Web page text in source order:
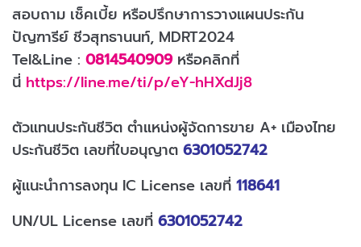
สอบถาม เช็คเบี้ย หรือปรึกษาการวางแผนประกัน
ปัญฑารีย์ ชีวสุทธานนท์, MDRT2024
Tel&Line : 0814540909 หรือคลิกที่
นี่ https://line.me/ti/p/eY-hHXdJj8
ตัวแทนประกันชีวิต ตำแหน่งผู้จัดการขาย A+ เมืองไทย
ประกันชีวิต เลขที่ใบอนุญาต 6301052742
ผู้แนะนำการลงทุน IC License เลขที่ 118641
UN/UL License เลขที่ 6301052742